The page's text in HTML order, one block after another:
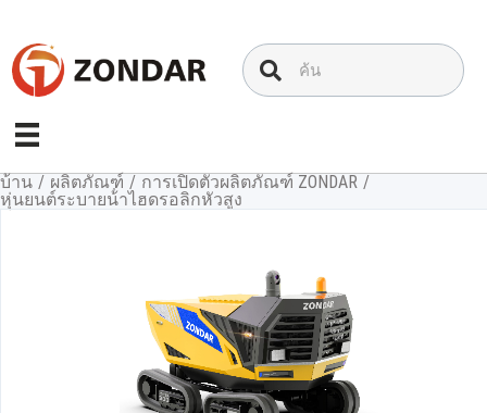
เนื้อหา
บ้าน / ผลิตภัณฑ์ / การเปิดตัวผลิตภัณฑ์ ZONDAR /
หุ่นยนต์ระบายน้ําไฮดรอลิกหัวสูง